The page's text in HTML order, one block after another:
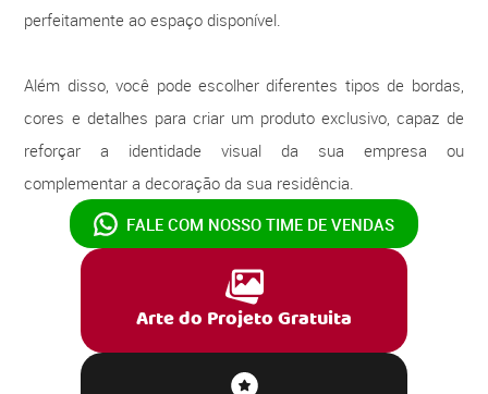
perfeitamente ao espaço disponível.
Além disso, você pode escolher diferentes tipos de bordas,
cores e detalhes para criar um produto exclusivo, capaz de
reforçar a identidade visual da sua empresa ou
complementar a decoração da sua residência.
FALE COM NOSSO TIME DE VENDAS
Arte do Projeto Gratuita